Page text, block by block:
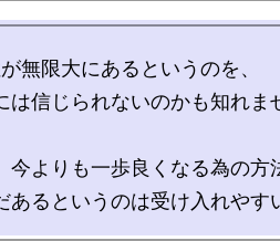
無限大にあるというのを、
は信じられないのかも知れま
今よりも一歩良くなる為の方